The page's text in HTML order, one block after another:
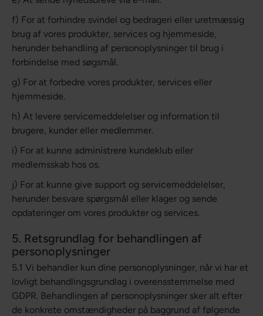
f) For at forhindre svindel og bedrageri eller uretmæssig
brug af vores produkter, services og hjemmeside,
herunder behandling af personoplysninger til brug i
forbindelse med søgsmål.
g) For at forbedre vores produkter, services eller
hjemmeside.
h) At levere servicemeddelelser og information til
brugere, kunder eller medlemmer.
i) For at kunne administrere kundeklub eller
medlemsskab hos os.
j) For at kunne give support og servicemeddelelser,
herunder besvare spørgsmål eller klager og sende
opdateringer om vores produkter og services.
5. Retsgrundlag for behandlingen af
personoplysninger
5.1 Vi behandler kun dine personoplysninger, når vi har et
lovligt behandlingsgrundlag i overensstemmelse med
GDPR. Behandlingen af personoplysninger sker alt efter
de konkrete omstændigheder på baggrund af følgende